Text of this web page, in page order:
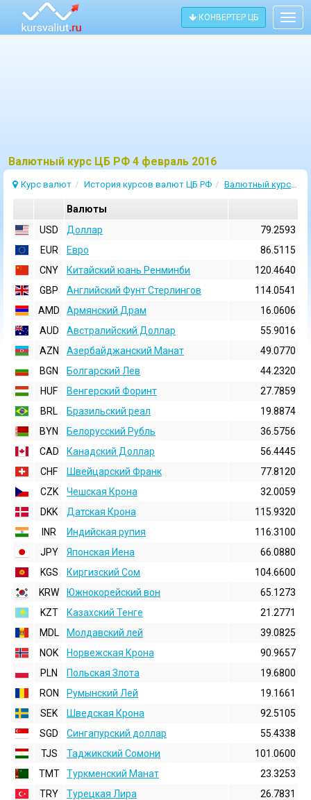
КОНВЕРТЕР ЦБ
Bалютный курс ЦБ РФ 4 февраль 2016
Курс валют История курсов валют ЦБ РФ Валютный курс 4 Февраль 2016
Валюты
USD
Доллар
79.2593
EUR
Евро
86.5115
CNY
Китайский юань Ренминби
120.4640
GBP
Английский Фунт Стерлингов
114.0541
AMD
Армянский Драм
16.0606
AUD
Австралийский Доллар
55.9016
AZN
Азербайджанский Манат
49.0770
BGN
Болгарский Лев
44.2320
HUF
Венгерский Форинт
27.7859
BRL
Бразильский реал
19.8874
BYN
Белорусский Рубль
36.5756
CAD
Канадский Доллар
56.4445
CHF
Швейцарский Франк
77.8120
CZK
Чешская Крона
32.0059
DKK
Датская Крона
115.9320
INR
Индийская pупия
116.3100
JPY
Японская Иена
66.0880
KGS
Киргизский Сом
104.6600
KRW
Южнокорейский вон
65.1273
KZT
Казахский Тенге
21.2771
MDL
Молдавский лей
39.0825
NOK
Норвежская Крона
90.9657
PLN
Польская Злота
19.6800
RON
Румынский Лей
19.1661
SEK
Шведская Крона
92.5105
SGD
Сингапурский доллар
55.4338
TJS
Таджикский Сомони
101.0600
TMT
Туркменский Манат
23.3253
TRY
Турецкая Лира
26.7831